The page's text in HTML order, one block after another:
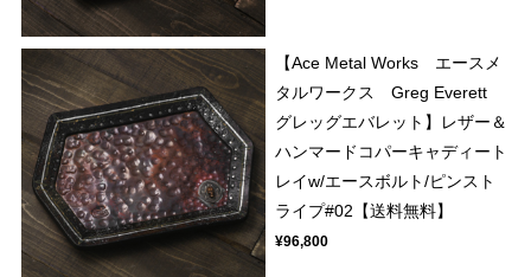
【Ace Metal Works エースメ
タルワークス Greg Everett
グレッグエバレット】レザー＆
ハンマードコパーキャディート
レイw/エースボルト/ピンスト
ライプ#02【送料無料】
¥96,800